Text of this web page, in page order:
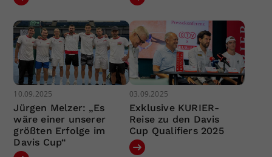
10.09.2025
Jürgen Melzer: „Es
wäre einer unserer
größten Erfolge im
Davis Cup“
03.09.2025
Exklusive KURIER-
Reise zu den Davis
Cup Qualifiers 2025